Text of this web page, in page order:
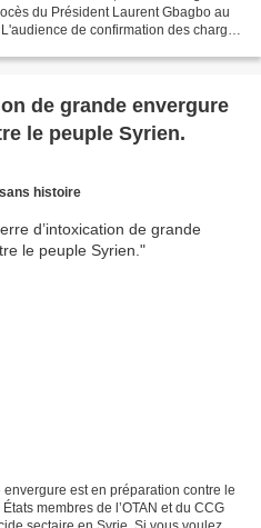
du Président Laurent Gbagbo au
de confirmation des charges
de grande envergure
le peuple Syrien.
histoire
est en préparation contre le
membres de l’OTAN et du CCG